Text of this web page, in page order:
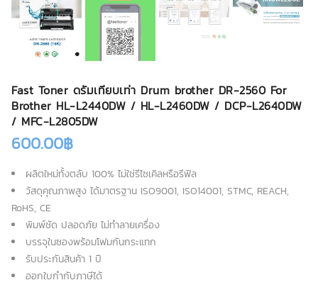
Fast Toner ดรัมเทียบเท่า Drum brother DR-2560 For
Brother HL-L2440DW / HL-L2460DW / DCP-L2640DW
/ MFC-L2805DW
600.00฿
ผลิตใหม่ทั้งตลับ 100% ไม่ใช่รีไซเคิลหรือรีฟิล
วัสดุคุณภาพสูง ได้มาตรฐาน ISO9001, ISO14001, STMC, REACH,
RoHS, CE
พิมพ์ชัด ปลอดภัย ไม่ทำลายเครื่อง
บรรจุในซองพร้อมโฟมกันกระแทก
รับประกันสินค้า 1 ปี
ออกใบกำกับภาษีได้